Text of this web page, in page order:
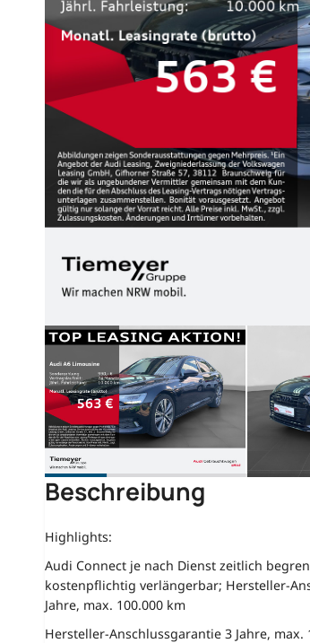
Beschreibung
Highlights:
Audi Connect je nach Dienst zeitlich
kostenpflichtig verlängerbar; Hersteller-
Jahre, max. 100.000 km
Hersteller-Anschlussgarantie 3 Jahre, max.